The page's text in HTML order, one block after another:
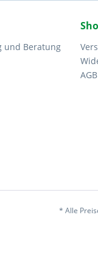
und Beratung
AGB
* Alle